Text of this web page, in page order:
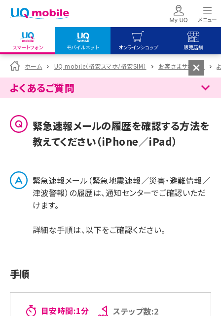
スマートフォン モバイルネット オンラインショップ 販売店舗
my UQ WiMAX
UQ WiMAX ご契約の方
My UQ mobile
UQ mobile
データチャージサイト
UQ mobile
オンラインショップ
UQ WiMAX
UQ mobile
販売店舗
UQ WiMAX
ホーム UQ mobile（格安スマホ/格安SIM） お客さまサポート
よくあるご質問
緊急速報メールの履歴を確認する方法を
教えてください（iPhone／iPad）
緊急速報メール（緊急地震速報／災害・避難情報／
津波警報）の履歴は、通知センターでご確認いただ
けます。
詳細な手順は、以下をご確認ください。
手順
目安時間:1分 ステップ数:2